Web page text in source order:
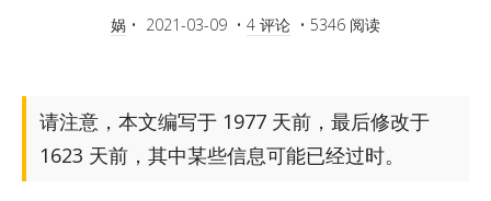
娲 • 2021-03-09 • 4 评论 • 5346 阅读
请注意，本文编写于 1977 天前，最后修改于
1623 天前，其中某些信息可能已经过时。